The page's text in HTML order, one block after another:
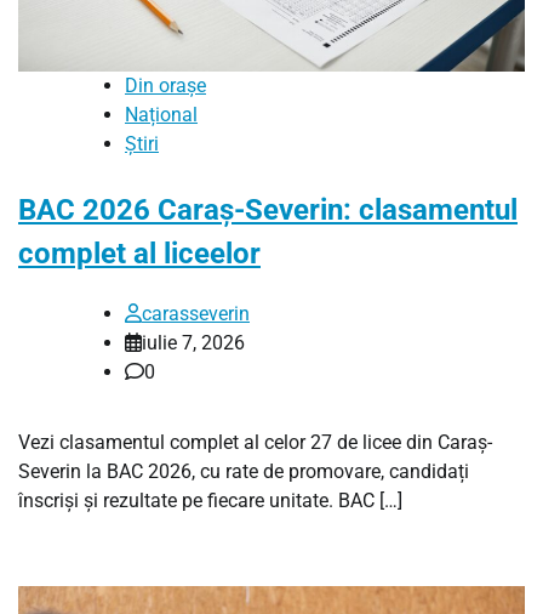
Din orașe
Național
Știri
BAC 2026 Caraș-Severin: clasamentul
complet al liceelor
carasseverin
iulie 7, 2026
0
Vezi clasamentul complet al celor 27 de licee din Caraș-
Severin la BAC 2026, cu rate de promovare, candidați
înscriși și rezultate pe fiecare unitate. BAC […]